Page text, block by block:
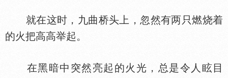
就在这时，九曲桥头上，忽然有两只燃烧着
的火把高高举起。
在黑暗中突然亮起的火光，总是令人眩目